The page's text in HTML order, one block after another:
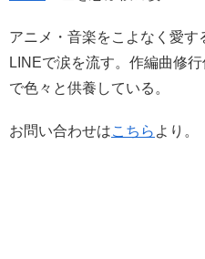
アニメ・音楽をこよなく愛
LINEで涙を流す。作編曲修行
で色々と供養している。
お問い合わせはこちら より。